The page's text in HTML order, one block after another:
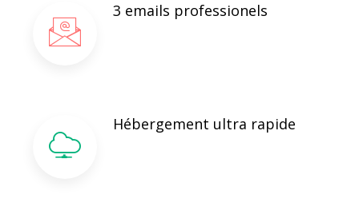
3 emails professionels
Hébergement ultra rapide